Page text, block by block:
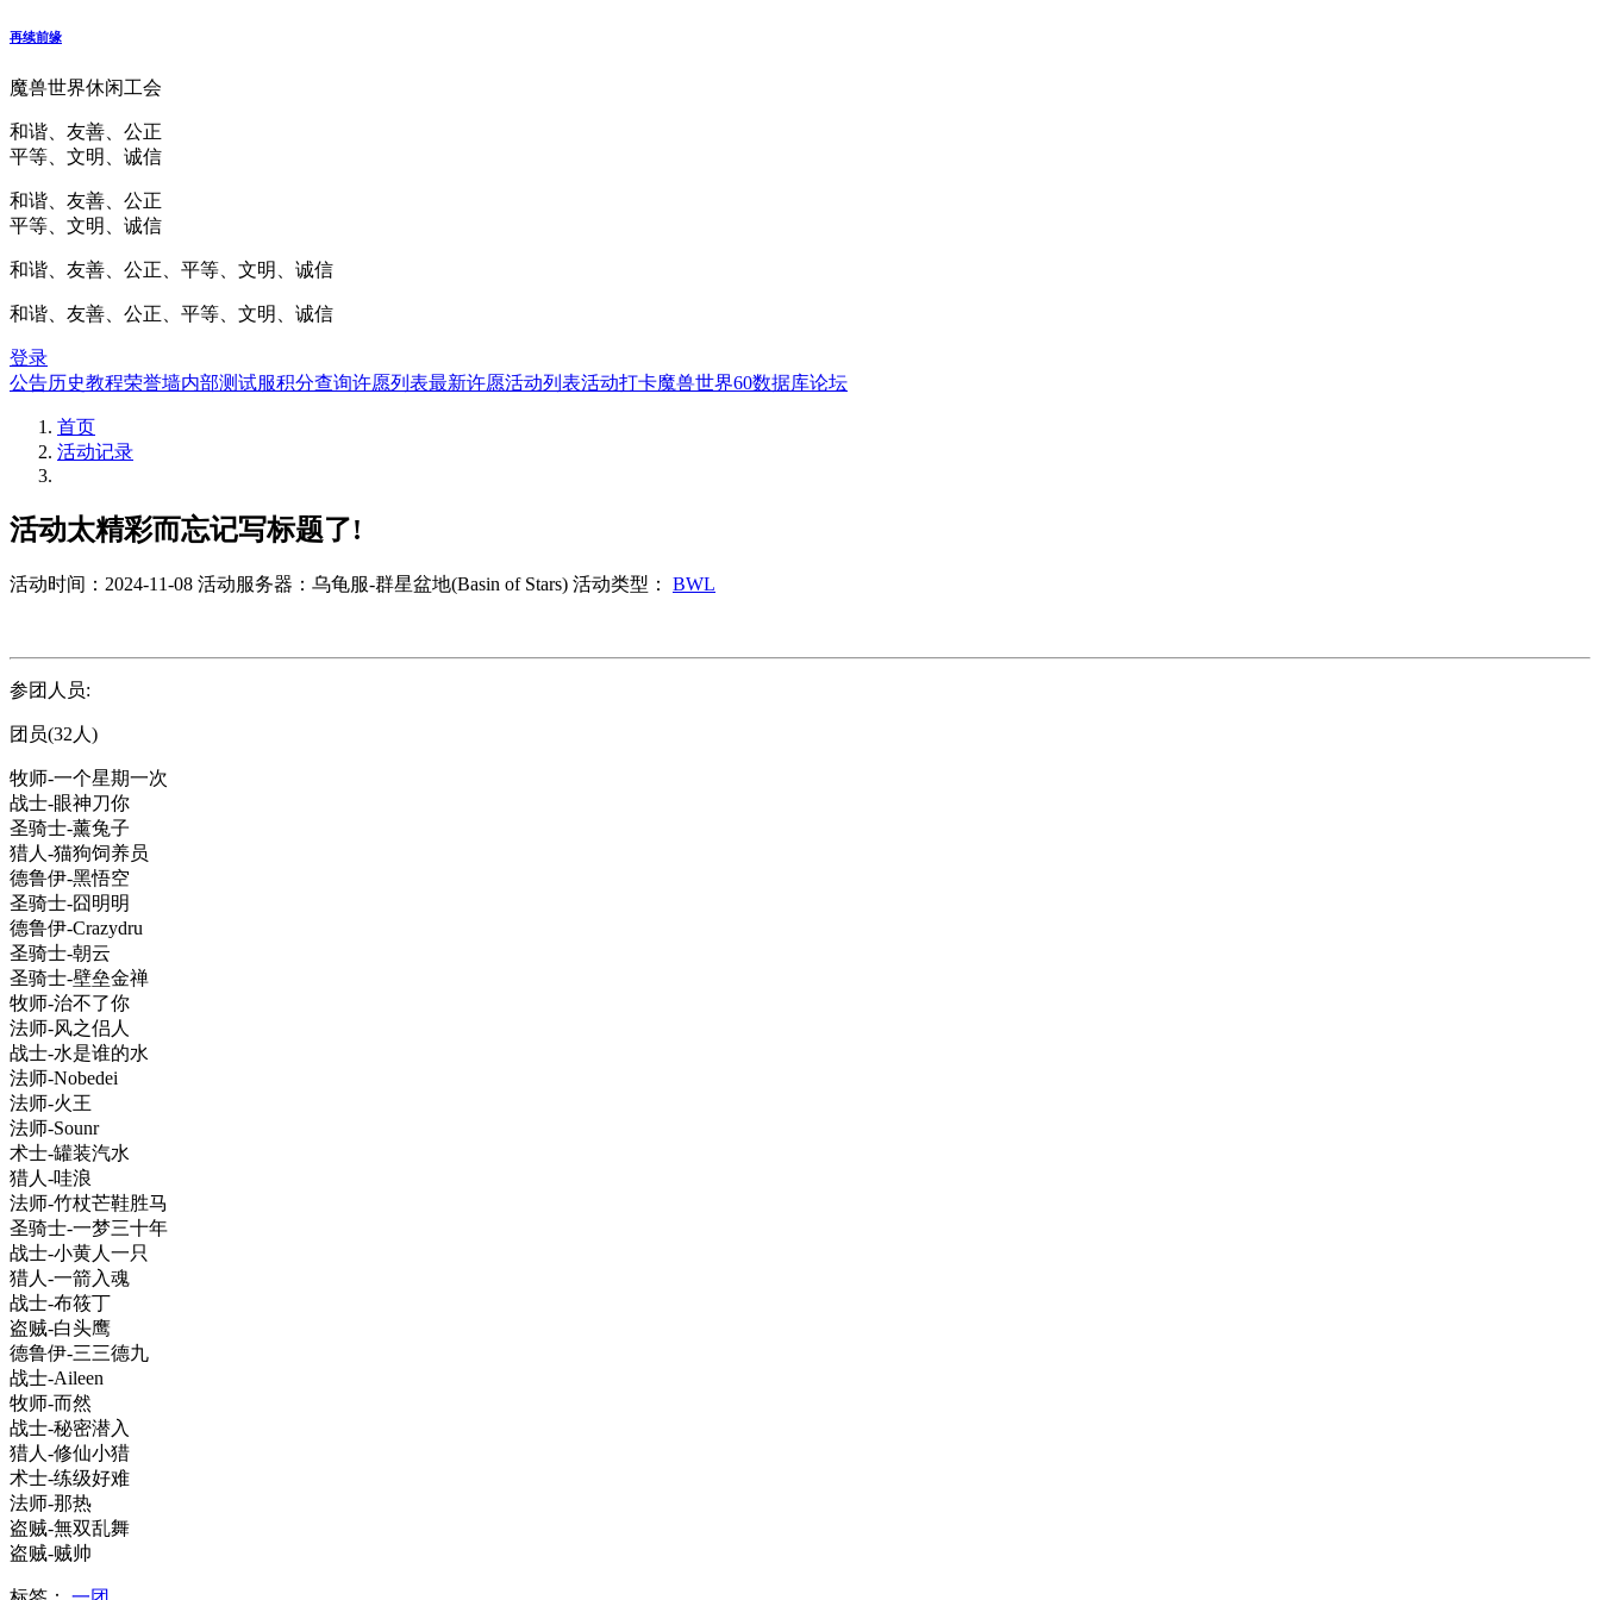
再续前缘
魔兽世界休闲工会
和谐、友善、公正
平等、文明、诚信
和谐、友善、公正
平等、文明、诚信
和谐、友善、公正、平等、文明、诚信
和谐、友善、公正、平等、文明、诚信
登录
公告历史教程荣誉墙内部测试服积分查询许愿列表最新许愿活动列表活动打卡魔兽世界60数据库论坛
首页
活动记录
活动太精彩而忘记写标题了!
活动时间：2024-11-08 活动服务器：乌龟服-群星盆地(Basin of Stars) 活动类型： BWL
参团人员:
团员(32人)
牧师-一个星期一次
战士-眼神刀你
圣骑士-薰兔子
猎人-猫狗饲养员
德鲁伊-黑悟空
圣骑士-囧明明
德鲁伊-Crazydru
圣骑士-朝云
圣骑士-壁垒金禅
牧师-治不了你
法师-风之侣人
战士-水是谁的水
法师-Nobedei
法师-火王
法师-Sounr
术士-罐装汽水
猎人-哇浪
法师-竹杖芒鞋胜马
圣骑士-一梦三十年
战士-小黄人一只
猎人-一箭入魂
战士-布筱丁
盗贼-白头鹰
德鲁伊-三三德九
战士-Aileen
牧师-而然
战士-秘密潜入
猎人-修仙小猎
术士-练级好难
法师-那热
盗贼-無双乱舞
盗贼-贼帅